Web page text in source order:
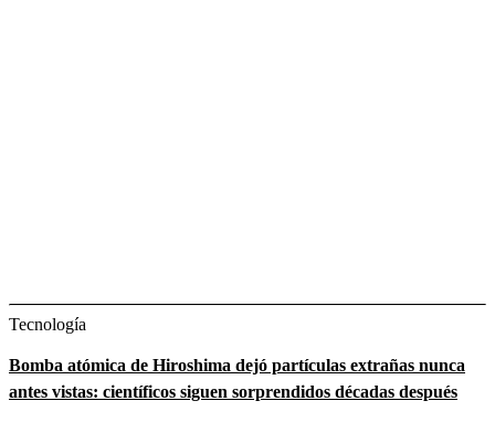
Tecnología
Bomba atómica de Hiroshima dejó partículas extrañas nunca
antes vistas: científicos siguen sorprendidos décadas después